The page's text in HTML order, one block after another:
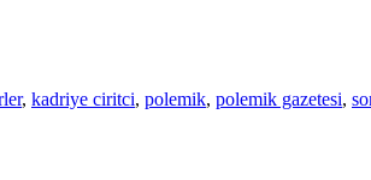
, kadriye ciritci, polemik, polemik gazetesi,